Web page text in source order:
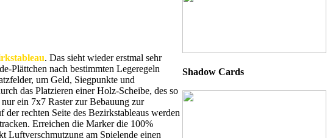
. Das sieht wieder erstmal sehr
Plättchen nach bestimmten Legeregeln
um Geld, Siegpunkte und
das Platzieren einer Holz-Scheibe, des so
ein 7x7 Raster zur Bebauung zur
rechten Seite des Bezirkstableaus werden
Erreichen die Marker die 100%
Luftverschmutzung am Spielende einen
Shadow Cards